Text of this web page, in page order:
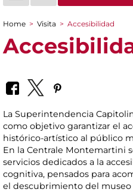
You are here
Home > Visita > Accesibilidad
La Superintendencia
como objetivo garantizar el
histórico-artístico al público
En la Centrale Montemartini
servicios dedicados a la
cognitiva, pensados para
el descubrimiento del museo